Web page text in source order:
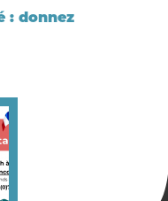
: donnez